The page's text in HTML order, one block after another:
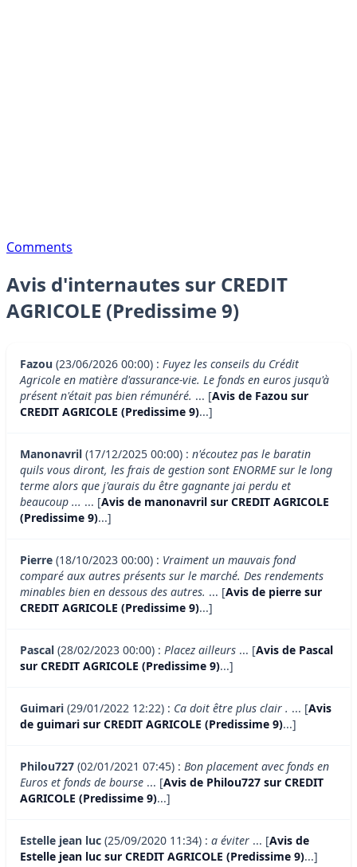
Comments
Avis d'internautes sur CREDIT
AGRICOLE (Predissime 9)
Fazou (23/06/2026 00:00) : Fuyez les conseils du Crédit
Agricole en matière d'assurance-vie. Le fonds en euros jusqu'à
présent n'était pas bien rémunéré. ... [Avis de Fazou sur
CREDIT AGRICOLE (Predissime 9)...]
Manonavril (17/12/2025 00:00) : n'écoutez pas le baratin
quils vous diront, les frais de gestion sont ENORME sur le long
terme alors que j'aurais du être gagnante jai perdu et
beaucoup ... ... [Avis de manonavril sur CREDIT AGRICOLE
(Predissime 9)...]
Pierre (18/10/2023 00:00) : Vraiment un mauvais fond
comparé aux autres présents sur le marché. Des rendements
minables bien en dessous des autres. ... [Avis de pierre sur
CREDIT AGRICOLE (Predissime 9)...]
Pascal (28/02/2023 00:00) : Placez ailleurs ... [Avis de Pascal
sur CREDIT AGRICOLE (Predissime 9)...]
Guimari (29/01/2022 12:22) : Ca doit être plus clair . ... [Avis
de guimari sur CREDIT AGRICOLE (Predissime 9)...]
Philou727 (02/01/2021 07:45) : Bon placement avec fonds en
Euros et fonds de bourse ... [Avis de Philou727 sur CREDIT
AGRICOLE (Predissime 9)...]
Estelle jean luc (25/09/2020 11:34) : a éviter ... [Avis de
Estelle jean luc sur CREDIT AGRICOLE (Predissime 9)...]